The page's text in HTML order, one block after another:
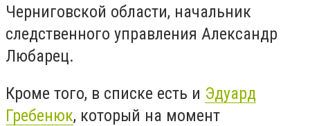
Черниговской области, начальник
следственного управления Александр
Любарец.
Кроме того, в списке есть и Эдуард
Гребенюк, который на момент